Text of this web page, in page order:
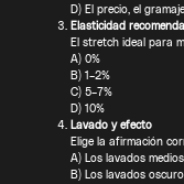
D) El precio, el
Elasticidad
El stretch ideal para
A) 0%
B) 1–2%
C) 5–7%
D) 10%
Lavado y efecto
Elige la afirmación
A) Los lavados
B) Los lavados